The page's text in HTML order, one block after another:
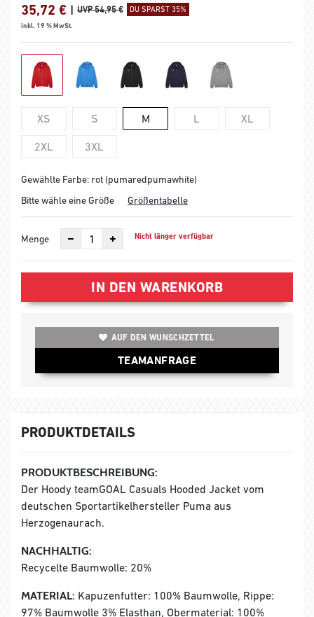
35,72 € | UVP 54,95 € DU SPARST 35%
inkl. 19 % MwSt.
XS S M L XL
2XL 3XL
Gewählte Farbe: rot (pumaredpumawhite)
Bitte wähle eine Größe
Größentabelle
Menge Nicht länger verfügbar
IN DEN WARENKORB
AUF DEN WUNSCHZETTEL
TEAMANFRAGE
PRODUKTDETAILS
PRODUKTBESCHREIBUNG:
Der Hoody teamGOAL Casuals Hooded Jacket vom
deutschen Sportartikelhersteller Puma aus
Herzogenaurach.
NACHHALTIG:
Recycelte Baumwolle: 20%
MATERIAL: Kapuzenfutter: 100% Baumwolle, Rippe:
97% Baumwolle 3% Elasthan, Obermaterial: 100%